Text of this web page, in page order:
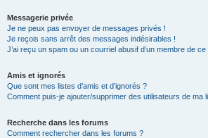
Messagerie privée
Je ne peux pas envoyer de messages privés !
Je reçois sans arrêt des messages indésirables !
J’ai reçu un spam ou un courriel abusif d’un membre de ce
Amis et ignorés
Que sont mes listes d’amis et d’ignorés ?
Comment puis-je ajouter/supprimer des utilisateurs de ma
Recherche dans les forums
Comment rechercher dans les forums ?